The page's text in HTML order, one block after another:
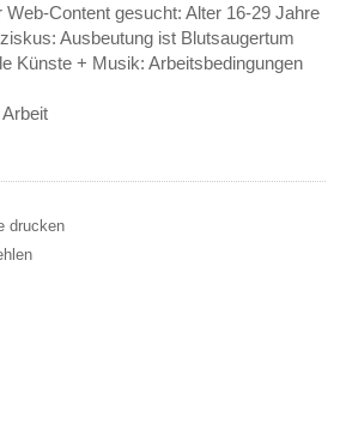
Web-Content gesucht: Alter 16-29 Jahre
Ausbeutung ist Blutsaugertum
Künste + Musik: Arbeitsbedingungen
drucken